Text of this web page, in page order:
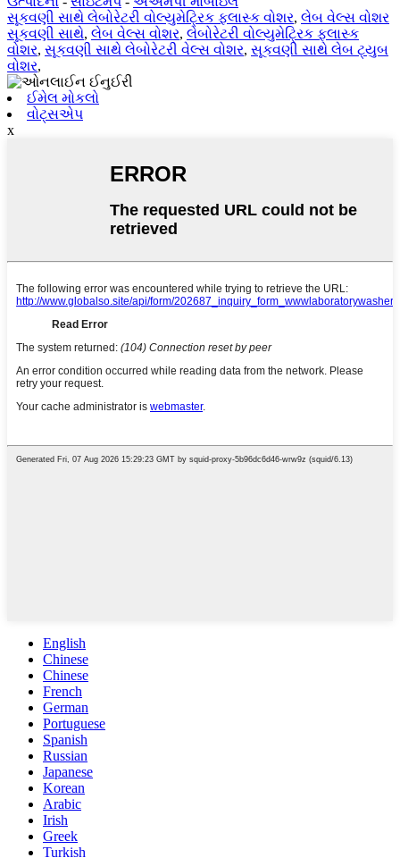
સૂકવણી સાથે લેબોરેટરી વોલ્યુમેટ્રિક ફ્લાસ્ક વોશર, લેબ વેલ્સ વોશર
સૂકવણી સાથે, લેબ વેલ્સ વોશર, લેબોરેટરી વોલ્યુમેટ્રિક ફ્લાસ્ક
વોશર, સૂકવણી સાથે લેબોરેટરી વેલ્સ વોશર, સૂકવણી સાથે લેબ ટ્યુબ
વોશર,
ઈમેલ મોકલો
વોટ્સએપ
x
English
Chinese
Chinese
French
German
Portuguese
Spanish
Russian
Japanese
Korean
Arabic
Irish
Greek
Turkish